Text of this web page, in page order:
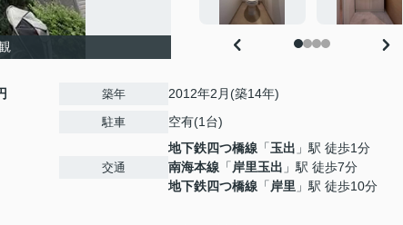
築年 2012年2月(築14年)
駐車 空有(1台)
交通
地下鉄四つ橋線 「玉出 」駅 徒歩1分
南海本線 「 岸里玉出 」駅 徒歩7分
地下鉄四つ橋線 「 岸里 」駅 徒歩10分